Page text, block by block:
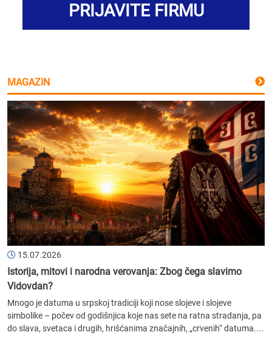
PRIJAVITE FIRMU
MAGAZIN
15.07.2026
Istorija, mitovi i narodna verovanja: Zbog čega slavimo
Vidovdan?
Mnogo je datuma u srpskoj tradiciji koji nose slojeve i slojeve
simbolike – počev od godišnjica koje nas sete na ratna stradanja, pa
do slava, svetaca i drugih, hrišćanima značajnih, „crvenih“ datuma....